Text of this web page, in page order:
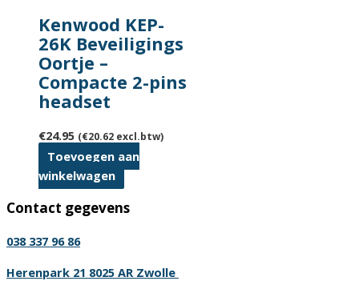
Kenwood KEP-
26K Beveiligings
Oortje –
Compacte 2-pins
headset
€24.95 (€20.62 excl.btw)
Toevoegen aan
winkelwagen
Contact gegevens
038 337 96 86
Herenpark 21 8025 AR Zwolle